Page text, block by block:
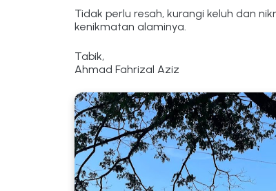
Tidak perlu resah, kurangi keluh dan
kenikmatan alaminya.
Tabik,
Ahmad Fahrizal Aziz
TRAVEL NOTE